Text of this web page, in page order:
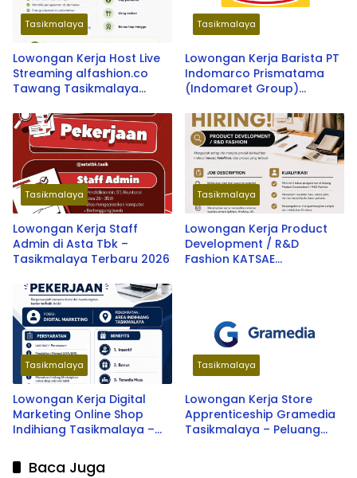
Tasikmalaya
Lowongan Kerja Host Live
Streaming alfashion.co
Tawang Tasikmalaya
Tasikmalaya
Lowongan Kerja Barista PT
Indomarco Prismatama
(Indomaret Group)
Tasikmalaya dan Kab.
Garut Terbaru 2026
Tasikmalaya
Lowongan Kerja Staff
Admin di Asta Tbk –
Tasikmalaya Terbaru 2026
Tasikmalaya
Lowongan Kerja Product
Development / R&D
Fashion KATSAE
Tasikmalaya
Lowongan Kerja Digital
Marketing Online Shop
Indihiang Tasikmalaya –
Tasikmalaya
Lowongan Kerja Store
Apprenticeship Gramedia
Tasikmalaya – Peluang
Baca Juga